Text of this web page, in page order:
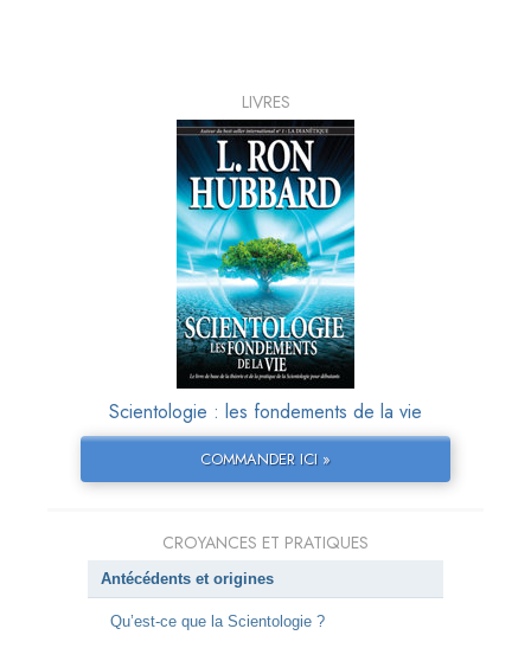
LIVRES
Scientologie : les fondements de la vie
COMMANDER ICI »
CROYANCES ET PRATIQUES
Antécédents et origines
Qu’est-ce que la Scientologie ?